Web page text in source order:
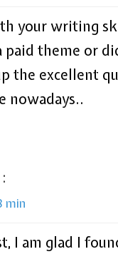
your writing
paid theme or
the excellent
nowadays..
min
I am glad I